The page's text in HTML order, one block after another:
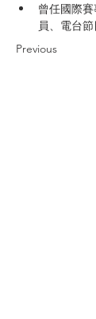
曾任國際
員、電台
Previous